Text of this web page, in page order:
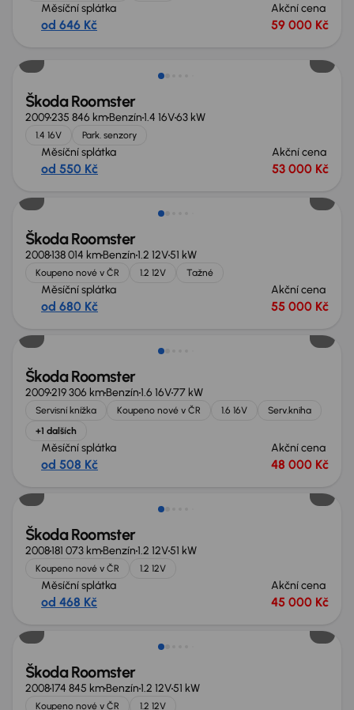
Měsíční splátka
od 646 Kč
Akční cena
59 000 Kč
Škoda Roomster
2009235 846 kmBenzín1.4 16V63 kW
1.4 16V Park. senzory
Měsíční splátka
od 550 Kč
Akční cena
53 000 Kč
Škoda Roomster
2008138 014 kmBenzín1.2 12V51 kW
Koupeno nové v ČR 1.2 12V Tažné
Měsíční splátka
od 680 Kč
Akční cena
55 000 Kč
Zlevněno o 10 000 Kč
Škoda Roomster
2009219 306 kmBenzín1.6 16V77 kW
Servisní knížka Koupeno nové v ČR 1.6 16V
Serv.kniha
+1 dalších
Měsíční splátka
od 508 Kč
Akční cena
48 000 Kč
Zlevněno o 15 000 Kč
Škoda Roomster
2008181 073 kmBenzín1.2 12V51 kW
Koupeno nové v ČR 1.2 12V
Měsíční splátka
od 468 Kč
Akční cena
45 000 Kč
Zlevněno o 20 000 Kč
Škoda Roomster
2008174 845 kmBenzín1.2 12V51 kW
Koupeno nové v ČR 1.2 12V